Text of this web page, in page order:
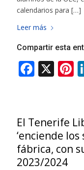
calendarios para […]
Leer más
Compartir esta
El Tenerife
‘enciende
fábrica, con
2023/2024